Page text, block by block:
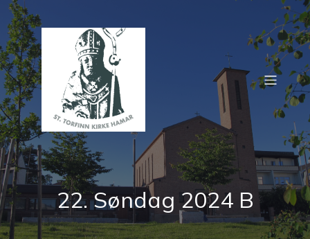
22. Søndag 2024 B